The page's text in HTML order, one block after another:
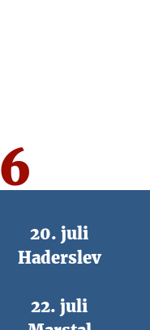
20. juli
Haderslev
22. juli